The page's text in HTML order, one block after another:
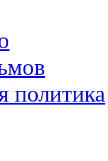
политика